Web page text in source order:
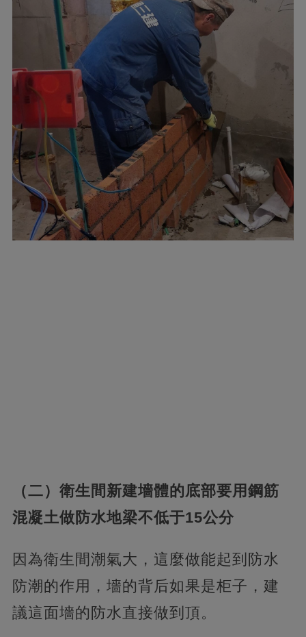
（二）衛生間新建墻體的底部要用鋼筋
混凝土做防水地梁不低于15公分
因為衛生間潮氣大，這麼做能起到防水
防潮的作用，墻的背后如果是柜子，建
議這面墻的防水直接做到頂。